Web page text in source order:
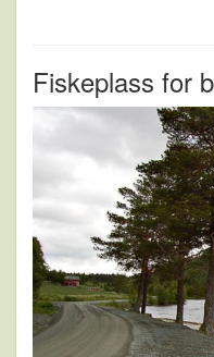
Fiskeplass for